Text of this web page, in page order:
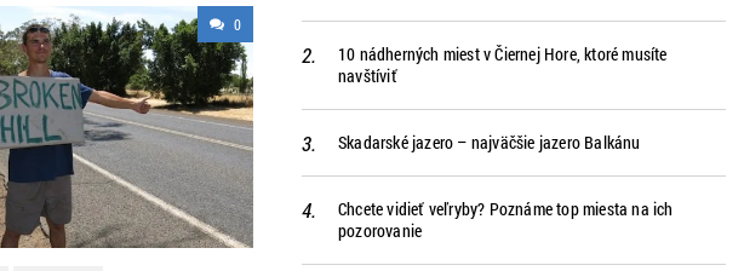
vás niekoľko trikov, vďaka
desiatky až stovky eur.
0
10 nádherných miest v Čiernej Hore, ktoré musíte
navštíviť
Skadarské jazero – najväčšie jazero Balkánu
Chcete vidieť veľryby? Poznáme top miesta na ich
pozorovanie